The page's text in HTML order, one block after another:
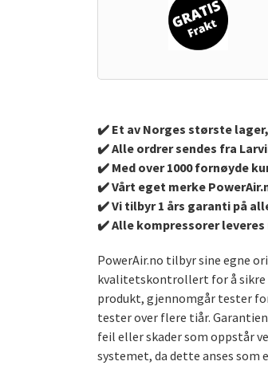
✔️ Et av Norges største
✔️ Alle ordrer sendes fra
✔️ Med over 1000 fornøyde
✔️ Vårt eget merke
✔️ Vi tilbyr 1 års garanti på
✔️ Alle kompressorer leveres
PowerAir.no tilbyr sine egne
kvalitetskontrollert for å sikre
produkt, gjennomgår tester
tester over flere tiår.
feil eller skader som oppstår
systemet, da dette anses som